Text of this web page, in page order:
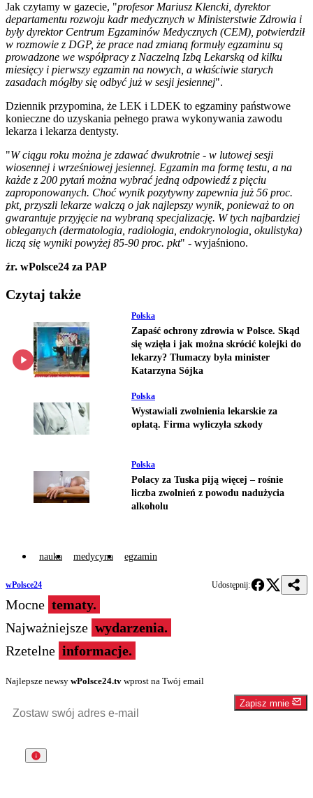
Jak czytamy w gazecie, "profesor Mariusz Klencki, dyrektor
departamentu rozwoju kadr medycznych w Ministerstwie Zdrowia i
były dyrektor Centrum Egzaminów Medycznych (CEM), potwierdził
w rozmowie z DGP, że prace nad zmianą formuły egzaminu są
prowadzone we współpracy z Naczelną Izbą Lekarską od kilku
miesięcy i pierwszy egzamin na nowych, a właściwie starych
zasadach mógłby się odbyć już w sesji jesiennej".
Dziennik przypomina, że LEK i LDEK to egzaminy państwowe
konieczne do uzyskania pełnego prawa wykonywania zawodu
lekarza i lekarza dentysty.
"W ciągu roku można je zdawać dwukrotnie - w lutowej sesji
wiosennej i wrześniowej jesiennej. Egzamin ma formę testu, a na
każde z 200 pytań można wybrać jedną odpowiedź z pięciu
zaproponowanych. Choć wynik pozytywny zapewnia już 56 proc.
pkt, przyszli lekarze walczą o jak najlepszy wynik, ponieważ to on
gwarantuje przyjęcie na wybraną specjalizację. W tych najbardziej
obleganych (dermatologia, radiologia, endokrynologia, okulistyka)
liczą się wyniki powyżej 85-90 proc. pkt" - wyjaśniono.
źr. wPolsce24 za PAP
Czytaj także
Polska
Zapaść ochrony zdrowia w Polsce. Skąd
się wzięła i jak można skrócić kolejki do
lekarzy? Tłumaczy była minister
Katarzyna Sójka
Polska
Wystawiali zwolnienia lekarskie za
opłatą. Firma wyliczyła szkody
Polska
Polacy za Tuska piją więcej – rośnie
liczba zwolnień z powodu nadużycia
alkoholu
nauka medycyna egzamin
wPolsce24 Udostępnij:
Mocne tematy.
Najważniejsze wydarzenia.
Rzetelne informacje.
Najlepsze newsy wPolsce24.tv wprost na Twój email
Zapisz mnie